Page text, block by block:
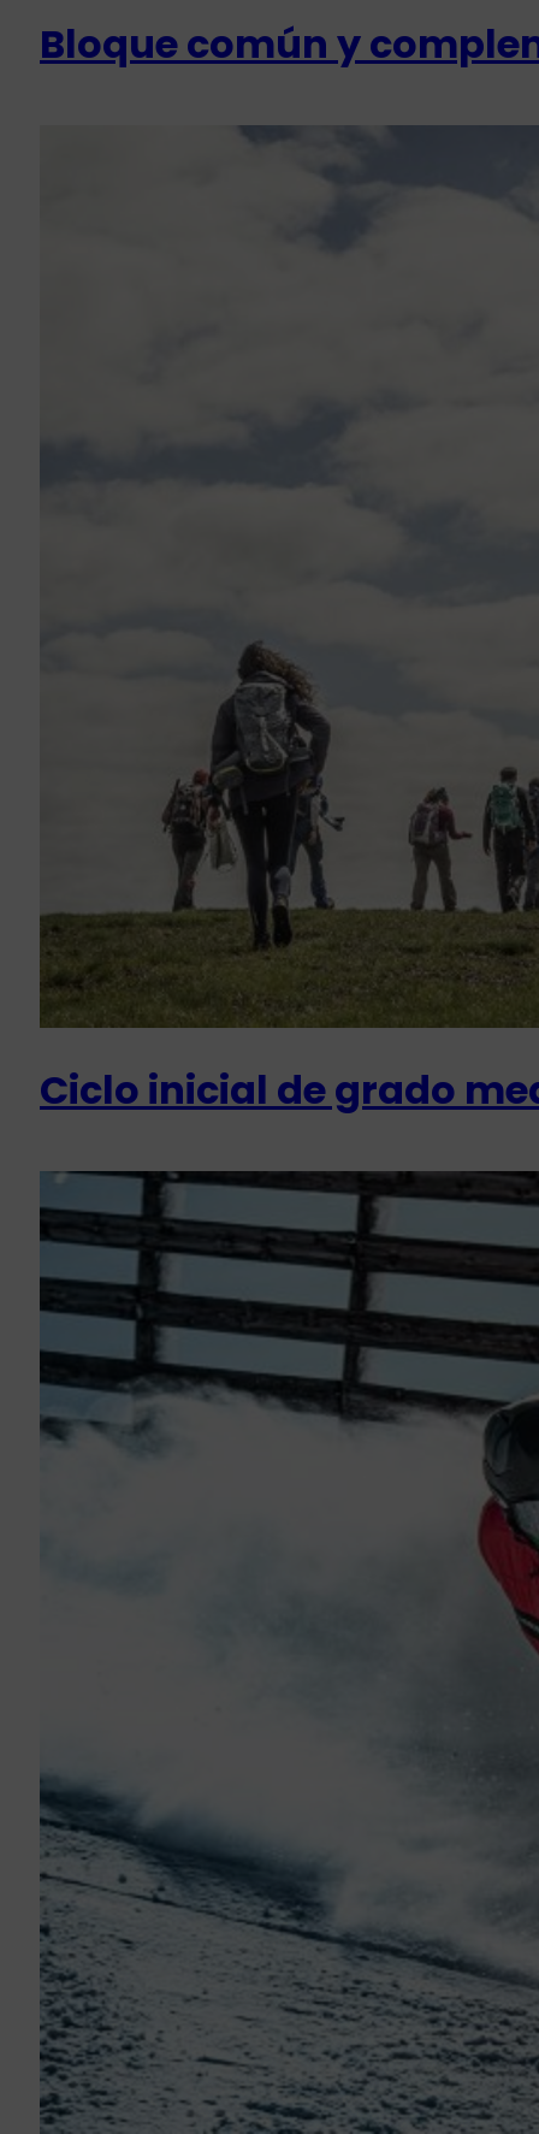
Bloque común y
Ciclo inicial de grado